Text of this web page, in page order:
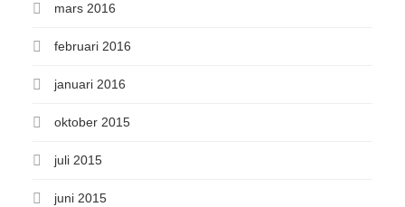
mars 2016
februari 2016
januari 2016
oktober 2015
juli 2015
juni 2015